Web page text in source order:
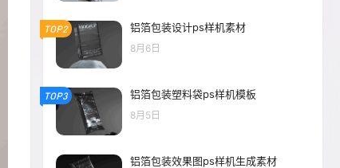
TOP2 铝箔包装设计ps样机素材
8月6日
TOP3 铝箔包装塑料袋ps样机模板
8月5日
铝箔包装效果图ps样机生成素材